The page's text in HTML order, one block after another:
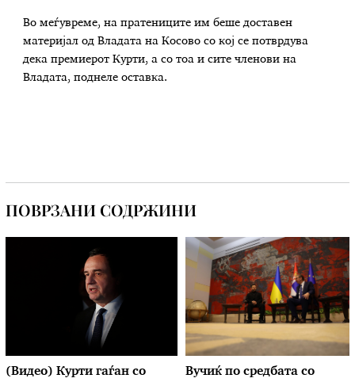
Во меѓувреме, на пратениците им беше доставен
материјал од Владата на Косово со кој се потврдува
дека премиерот Курти, а со тоа и сите членови на
Владата, поднеле оставка.
ПОВРЗАНИ СОДРЖИНИ
(Видео) Курти гаѓан со
Вучиќ по средбата со